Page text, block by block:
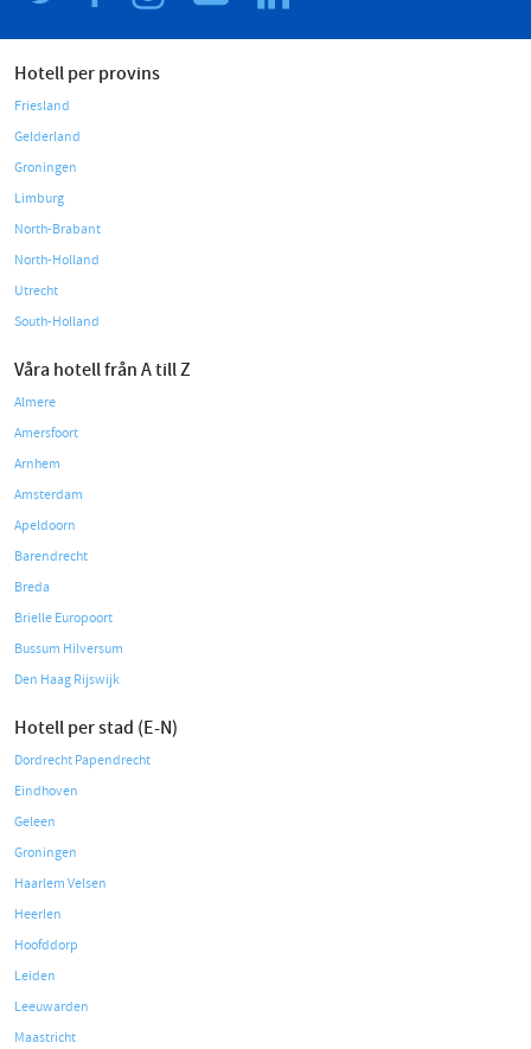
Hotell per provins
Friesland
Gelderland
Groningen
Limburg
North-Brabant
North-Holland
Utrecht
South-Holland
Våra hotell från A till Z
Almere
Amersfoort
Arnhem
Amsterdam
Apeldoorn
Barendrecht
Breda
Brielle Europoort
Bussum Hilversum
Den Haag Rijswijk
Hotell per stad (E-N)
Dordrecht Papendrecht
Eindhoven
Geleen
Groningen
Haarlem Velsen
Heerlen
Hoofddorp
Leiden
Leeuwarden
Maastricht